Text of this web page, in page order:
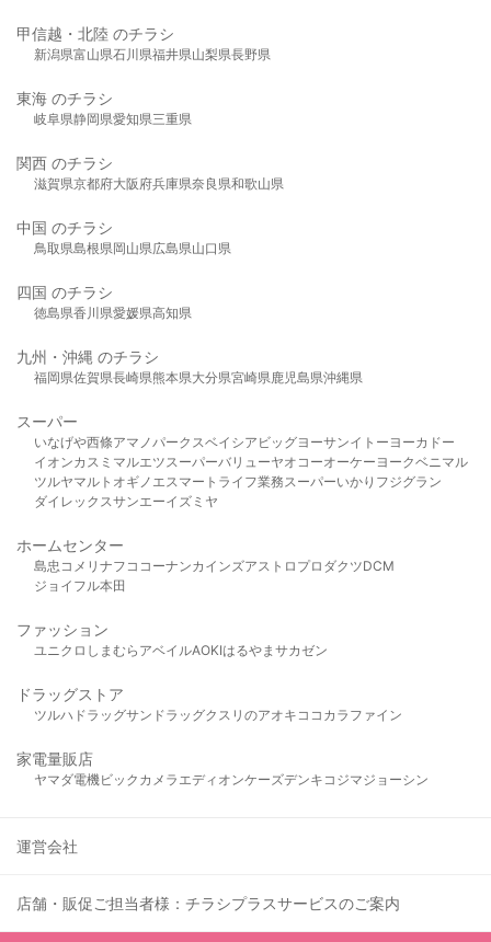
甲信越・北陸 のチラシ
新潟県富山県石川県福井県山梨県長野県
東海 のチラシ
岐阜県静岡県愛知県三重県
関西 のチラシ
滋賀県京都府大阪府兵庫県奈良県和歌山県
中国 のチラシ
鳥取県島根県岡山県広島県山口県
四国 のチラシ
徳島県香川県愛媛県高知県
九州・沖縄 のチラシ
福岡県佐賀県長崎県熊本県大分県宮崎県鹿児島県沖縄県
スーパー
いなげや西條アマノパークスベイシア ビッグヨーサンイトーヨーカドー
イオンカスミ マルエツスーパーバリューヤオコーオーケー ヨークベニマル
ツルヤマルト オギノ エスマート ライフ業務スーパーいかり フジグラン
ダイレックスサンエーイズミヤ
ホームセンター
島忠 コメリ ナフコ コーナンカインズアストロプロダクツDCM
ジョイフル本田
ファッション
ユニクロ しまむら アベイルAOKIはるやま サカゼン
ドラッグストア
ツルハドラッグサンドラッグクスリのアオキ ココカラファイン
家電量販店
ヤマダ電機ビックカメラ エディオンケーズデンキ コジマジョーシン
運営会社
店舗・販促ご担当者様：チラシプラスサービスのご案内